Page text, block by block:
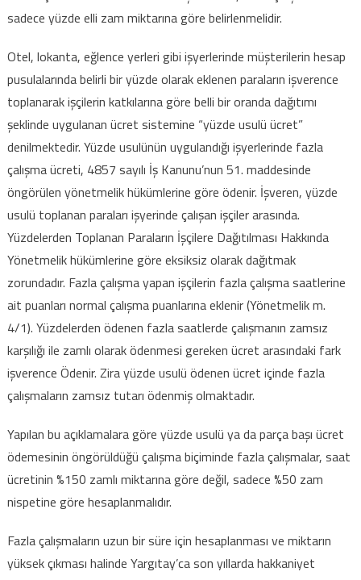
sadece yüzde elli zam miktarına göre belirlenmelidir.
Otel, lokanta, eğlence yerleri gibi işyerlerinde müşterilerin hesap
pusulalarında belirli bir yüzde olarak eklenen paraların işverence
toplanarak işçilerin katkılarına göre belli bir oranda dağıtımı
şeklinde uygulanan ücret sistemine “yüzde usulü ücret”
denilmektedir. Yüzde usulünün uygulandığı işyerlerinde fazla
çalışma ücreti, 4857 sayılı İş Kanunu’nun 51. maddesinde
öngörülen yönetmelik hükümlerine göre ödenir. İşveren, yüzde
usulü toplanan paraları işyerinde çalışan işçiler arasında.
Yüzdelerden Toplanan Paraların İşçilere Dağıtılması Hakkında
Yönetmelik hükümlerine göre eksiksiz olarak dağıtmak
zorundadır. Fazla çalışma yapan işçilerin fazla çalışma saatlerine
ait puanları normal çalışma puanlarına eklenir (Yönetmelik m.
4/1). Yüzdelerden ödenen fazla saatlerde çalışmanın zamsız
karşılığı ile zamlı olarak ödenmesi gereken ücret arasındaki fark
işverence Ödenir. Zira yüzde usulü ödenen ücret içinde fazla
çalışmaların zamsız tutarı ödenmiş olmaktadır.
Yapılan bu açıklamalara göre yüzde usulü ya da parça başı ücret
ödemesinin öngörüldüğü çalışma biçiminde fazla çalışmalar, saat
ücretinin %150 zamlı miktarına göre değil, sadece %50 zam
nispetine göre hesaplanmalıdır.
Fazla çalışmaların uzun bir süre için hesaplanması ve miktarın
yüksek çıkması halinde Yargıtay’ca son yıllarda hakkaniyet